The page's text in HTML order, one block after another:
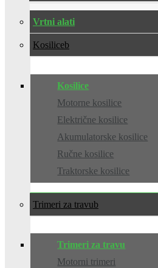
Vrtni alati
Kosilice
Kosilice
Motorne kosilice
Električne kosilice
Akumulatorske kosilice
Ručne kosilice
Traktorske kosilice
Trimeri za travu
Trimeri za travu
Motorni trimeri